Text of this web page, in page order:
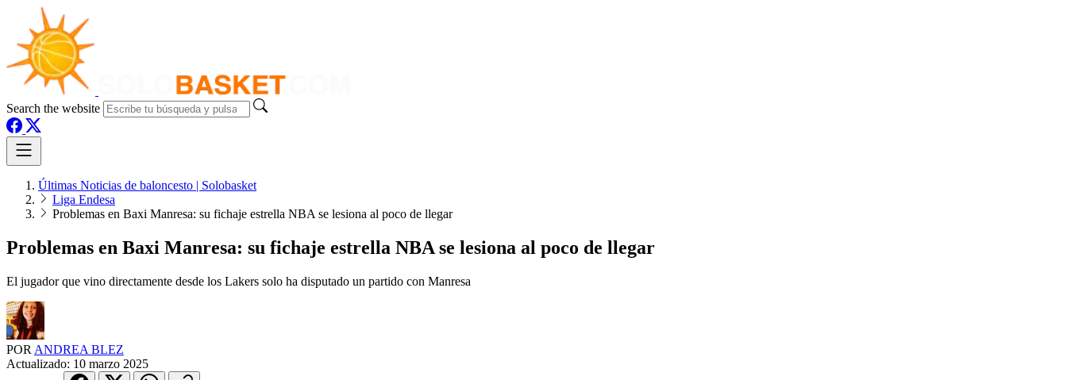
Search the website
Últimas Noticias de baloncesto | Solobasket
Liga Endesa
Problemas en Baxi Manresa: su fichaje estrella NBA se lesiona al poco de llegar
Problemas en Baxi Manresa: su fichaje estrella NBA se lesiona al poco de llegar
El jugador que vino directamente desde los Lakers solo ha disputado un partido con Manresa
POR ANDREA BLEZ
Actualizado: 10 marzo 2025